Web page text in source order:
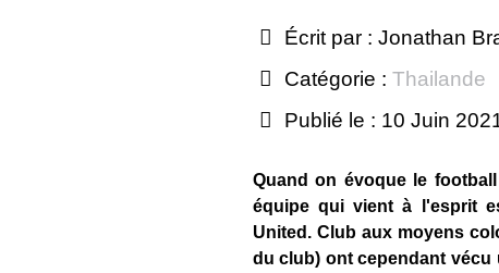
Écrit par : Jonathan
Catégorie : Thailande
Publié le : 10 Juin
Quand on évoque le
équipe qui vient à l'esprit
United. Club aux moyens
du club) ont cependant